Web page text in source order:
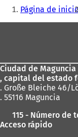
Estás
aquí:
Página de
pies
Ciudad de Maguncia
, capital del estado
. Große Bleiche 46/
. 55116 Maguncia
115 - Número de
Acceso rápido